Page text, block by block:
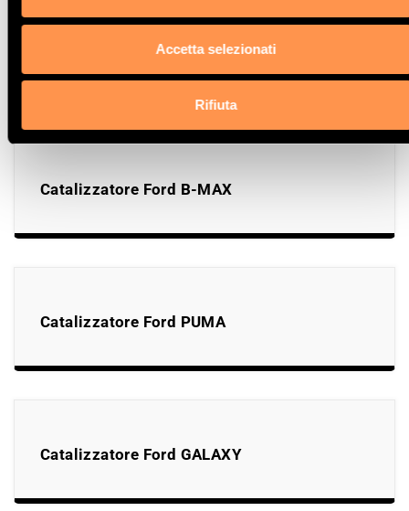
Accetta selezionati
Rifiuta
Catalizzatore Ford TOURNEO COURIER
Catalizzatore Ford B-MAX
Catalizzatore Ford PUMA
Catalizzatore Ford GALAXY